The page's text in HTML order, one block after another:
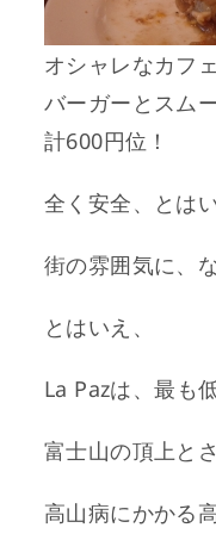
オシャレなカフ
バーガーとスム
計600円位！
全く安全、とは
街の雰囲気に、
とはいえ、
La Pazは、最も
富士山の頂上と
高山病にかかる